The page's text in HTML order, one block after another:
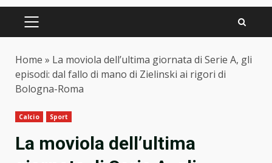
PRIMARY
Home » La moviola dell’ultima giornata di Serie A, gli
episodi: dal fallo di mano di Zielinski ai rigori di
Bologna-Roma
Calcio Sport
La moviola dell’ultima